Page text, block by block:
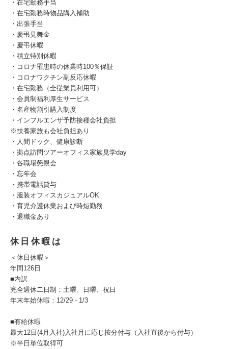
・在宅勤務手当
・在宅勤務時物品購入補助
・出張手当
・慶弔見舞金
・慶弔休暇
・積立特別休暇
・コロナ罹患時の休業時100％保証
・コロナワクチン副反応休暇
・在宅勤務（全従業員利用可）
・会員制福利厚生サービス
・名産物割引購入制度
・インフルエンザ予防接種会社負担
※扶養家族も会社負担あり
・人間ドック、健康診断
・拠点訪問ツアーオフィス家族見学day
・各職場懇親会
・忘年会
・携帯電話貸与
・服装オフィスカジュアルOK
・育児介護休業および時短勤務
・退職金あり
休日休暇は
＜休日休暇＞
年間126日
■内訳
完全週休二日制：土曜、日曜、祝日
年末年始休暇：12/29 - 1/3
■有給休暇
最大12日(4月入社)入社月に応じ按分付与（入社直後から付与）
※半日単位取得可